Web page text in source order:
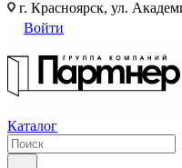
г. Красноярск, ул.
Войти
Каталог